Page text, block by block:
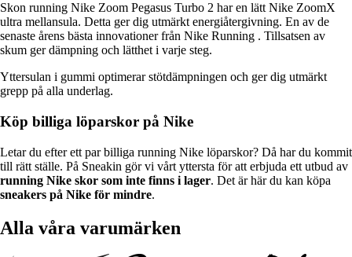
Skon running Nike Zoom Pegasus Turbo 2 har en lätt Nike ZoomX
ultra mellansula. Detta ger dig utmärkt energiåtergivning. En av de
senaste årens bästa innovationer från Nike Running . Tillsatsen av
skum ger dämpning och lätthet i varje steg.
Yttersulan i gummi optimerar stötdämpningen och ger dig utmärkt
grepp på alla underlag.
Köp billiga löparskor på Nike
Letar du efter ett par billiga running Nike löparskor? Då har du kommit
till rätt ställe. På Sneakin gör vi vårt yttersta för att erbjuda ett utbud av
running Nike skor som inte finns i lager. Det är här du kan köpa
sneakers på Nike för mindre.
Alla våra varumärken